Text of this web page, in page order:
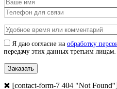
Я даю согласие на обработку
передачу этих данных третьим лицам.
[contact-form-7 404 "Not